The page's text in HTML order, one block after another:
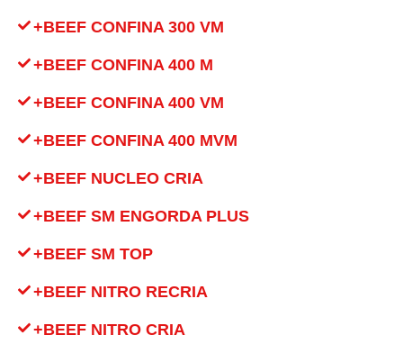
+BEEF CONFINA 300 VM
+BEEF CONFINA 400 M
+BEEF CONFINA 400 VM
+BEEF CONFINA 400 MVM
+BEEF NUCLEO CRIA
+BEEF SM ENGORDA PLUS
+BEEF SM TOP
+BEEF NITRO RECRIA
+BEEF NITRO CRIA